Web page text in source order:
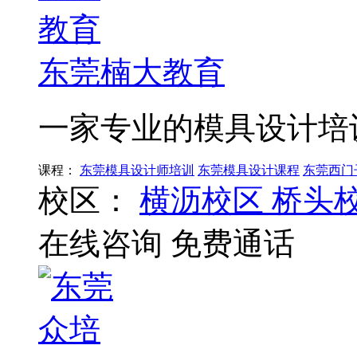
东莞楠大教育
一家专业的模具设计
课程： 东莞模具设计师培训 东莞模具设计课程 东莞西门
校区： 横沥校区 桥头
在线咨询 免费通话